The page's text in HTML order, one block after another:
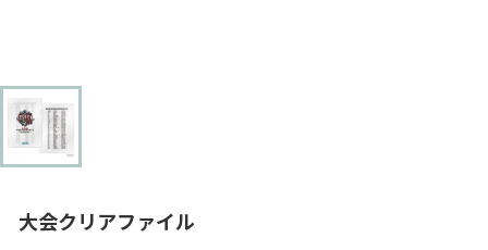
大会クリアファイル